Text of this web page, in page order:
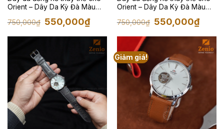
Orient – Dây Da Kỳ Đà Màu
750,000₫ Giá
gốc
550,000₫Giá
hiện
là:
550,000₫.
Orient – Dây Da Kỳ Đà Màu
750,000₫ Giá
gốc
550,000₫Giá
hiện
là:
Giảm giá!